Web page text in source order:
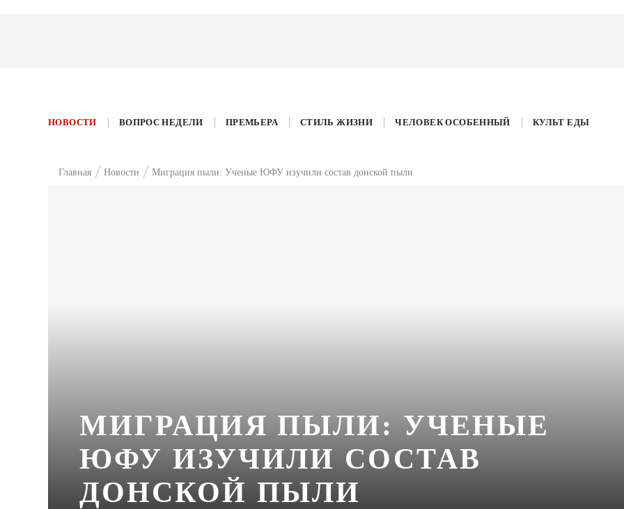
НОВОСТИ ВОПРОС НЕДЕЛИ ПРЕМЬЕРА СТИЛЬ ЖИЗНИ ЧЕЛОВЕК ОСОБЕННЫЙ КУЛЬТ ЕДЫ
Главная Новости Миграция пыли: Ученые ЮФУ изучили состав донской пыли
МИГРАЦИЯ ПЫЛИ: УЧЕНЫЕ
ЮФУ ИЗУЧИЛИ СОСТАВ
ДОНСКОЙ ПЫЛИ